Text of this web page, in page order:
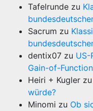
Tafelrunde zu
Sacrum zu
dentix07 zu
Gain-of-
Heiri + Kugler zu
würde?
Minomi zu Ob